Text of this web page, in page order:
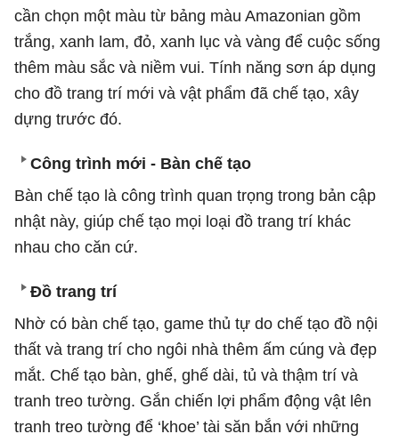
cần chọn một màu từ bảng màu Amazonian gồm
trắng, xanh lam, đỏ, xanh lục và vàng để cuộc sống
thêm màu sắc và niềm vui. Tính năng sơn áp dụng
cho đồ trang trí mới và vật phẩm đã chế tạo, xây
dựng trước đó.
Công trình mới - Bàn chế tạo
Bàn chế tạo là công trình quan trọng trong bản cập
nhật này, giúp chế tạo mọi loại đồ trang trí khác
nhau cho căn cứ.
Đồ trang trí
Nhờ có bàn chế tạo, game thủ tự do chế tạo đồ nội
thất và trang trí cho ngôi nhà thêm ấm cúng và đẹp
mắt. Chế tạo bàn, ghế, ghế dài, tủ và thậm trí và
tranh treo tường. Gắn chiến lợi phẩm động vật lên
tranh treo tường để ‘khoe’ tài săn bắn với những